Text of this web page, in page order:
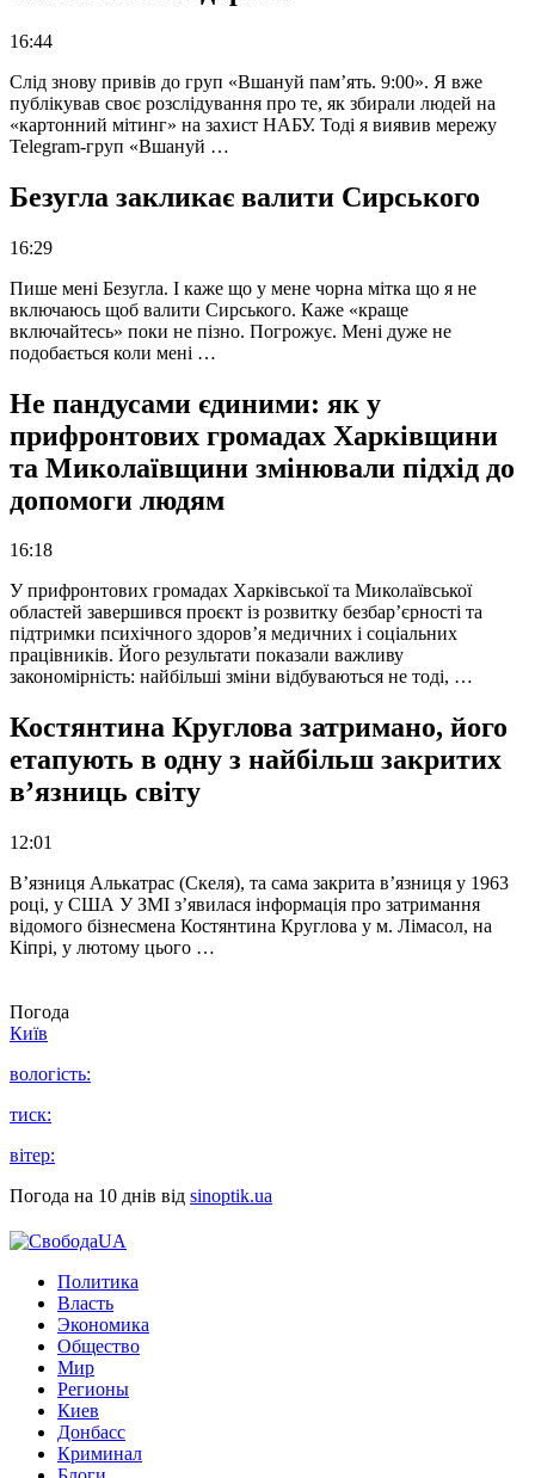
16:44
Слід знову привів до груп «Вшануй пам’ять. 9:00». Я вже
публікував своє розслідування про те, як збирали людей на
«картонний мітинг» на захист НАБУ. Тоді я виявив мережу
Telegram-груп «Вшануй …
Безугла закликає валити Сирського
16:29
Пише мені Безугла. І каже що у мене чорна мітка що я не
включаюсь щоб валити Сирського. Каже «краще
включайтесь» поки не пізно. Погрожує. Мені дуже не
подобається коли мені …
Не пандусами єдиними: як у
прифронтових громадах Харківщини
та Миколаївщини змінювали підхід до
допомоги людям
16:18
У прифронтових громадах Харківської та Миколаївської
областей завершився проєкт із розвитку безбар’єрності та
підтримки психічного здоров’я медичних і соціальних
працівників. Його результати показали важливу
закономірність: найбільші зміни відбуваються не тоді, …
Костянтина Круглова затримано, його
етапують в одну з найбільш закритих
в’язниць світу
12:01
В’язниця Алькатрас (Скеля), та сама закрита в’язниця у 1963
році, у США У ЗМІ з’явилася інформація про затримання
відомого бізнесмена Костянтина Круглова у м. Лімасол, на
Кіпрі, у лютому цього …
Погода
Київ
вологість:
тиск:
вітер:
Погода на 10 днів від sinoptik.ua
Политика
Власть
Экономика
Общество
Мир
Регионы
Киев
Донбасс
Криминал